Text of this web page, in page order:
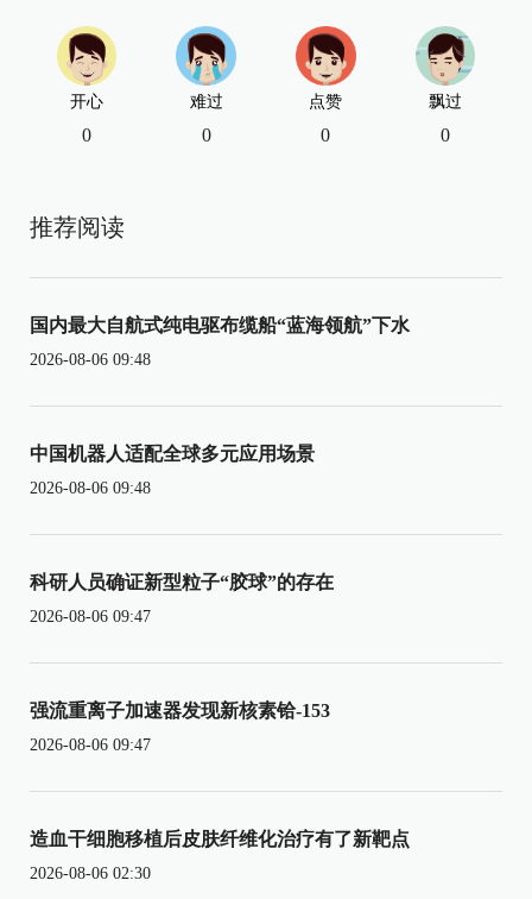
开心
0
难过
0
点赞
0
飘过
0
推荐阅读
国内最大自航式纯电驱布缆船“蓝海领航”下水
2026-08-06 09:48
中国机器人适配全球多元应用场景
2026-08-06 09:48
科研人员确证新型粒子“胶球”的存在
2026-08-06 09:47
强流重离子加速器发现新核素铪-153
2026-08-06 09:47
造血干细胞移植后皮肤纤维化治疗有了新靶点
2026-08-06 02:30